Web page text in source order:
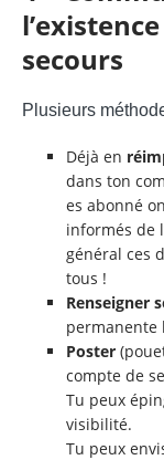
secours
Plusieurs
Déjà en
dans ton
es abonné
informés de
général ces
tous !
Renseigner
permanente
Poster
compte de
Tu peux
visibilité.
Tu peux